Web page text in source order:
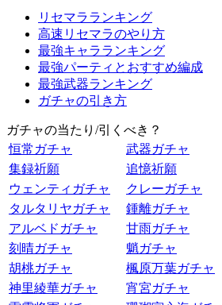
リセマラランキング
高速リセマラのやり方
最強キャラランキング
最強パーティとおすすめ編成
最強武器ランキング
ガチャの引き方
ガチャの当たり/引くべき？
恒常ガチャ
武器ガチャ
集録祈願
追憶祈願
ウェンティガチャ
クレーガチャ
タルタリヤガチャ
鍾離ガチャ
アルベドガチャ
甘雨ガチャ
刻晴ガチャ
魈ガチャ
胡桃ガチャ
楓原万葉ガチャ
神里綾華ガチャ
宵宮ガチャ